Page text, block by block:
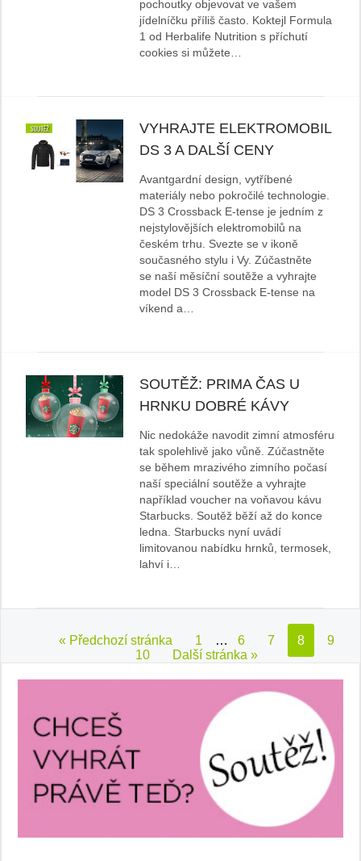
pochoutky objevovat ve vašem
jídelníčku příliš často. Koktejl Formula
1 od Herbalife Nutrition s příchutí
cookies si můžete…
VYHRAJTE ELEKTROMOBIL
DS 3 A DALŠÍ CENY
Avantgardní design, vytříbené
materiály nebo pokročilé technologie.
DS 3 Crossback E-tense je jedním z
nejstylovějších elektromobilů na
českém trhu. Svezte se v ikoně
současného stylu i Vy. Zúčastněte
se naší měsíční soutěže a vyhrajte
model DS 3 Crossback E-tense na
víkend a…
SOUTĚŽ: PRIMA ČAS U
HRNKU DOBRÉ KÁVY
Nic nedokáže navodit zimní atmosféru
tak spolehlivě jako vůně. Zúčastněte
se během mrazivého zimního počasí
naší speciální soutěže a vyhrajte
například voucher na voňavou kávu
Starbucks. Soutěž běží až do konce
ledna. Starbucks nyní uvádí
limitovanou nabídku hrnků, termosek,
lahví i…
« Předchozí stránka 1 … 6 7 8
9
10
Další stránka »